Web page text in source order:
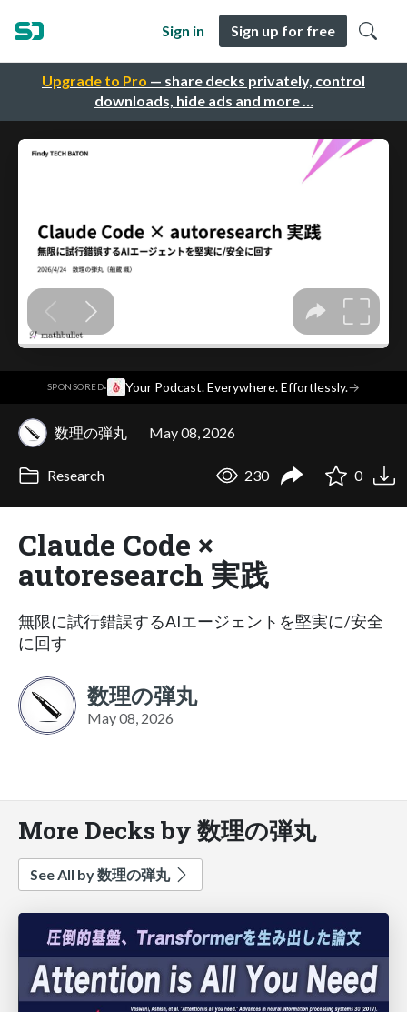
Upgrade to Pro — share decks privately, control
downloads, hide ads and more …
Sign in Sign up for free
SPONSORED· Your Podcast. Everywhere. Effortlessly.→
数理の弾丸 May 08, 2026
Research 230 0
Claude Code ×
autoresearch 実践
無限に試行錯誤するAIエージェントを堅実に/安全
に回す
数理の弾丸
May 08, 2026
More Decks by 数理の弾丸
See All by 数理の弾丸